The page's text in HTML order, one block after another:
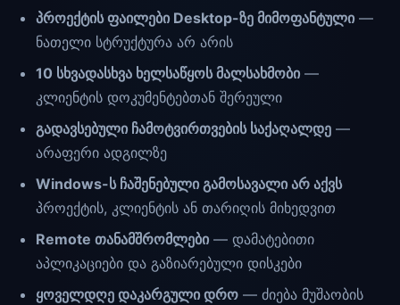
პროექტის ფაილები Desktop-ზე მიმოფანტული —
ნათელი სტრუქტურა არ არის
10 სხვადასხვა ხელსაწყოს მალსახმობი —
კლიენტის დოკუმენტებთან შერეული
გადავსებული ჩამოტვირთვების საქაღალდე —
არაფერი ადგილზე
Windows-ს ჩაშენებული გამოსავალი არ აქვს
პროექტის, კლიენტის ან თარიღის მიხედვით
Remote თანამშრომლები — დამატებითი
აპლიკაციები და გაზიარებული დისკები
ყოველდღე დაკარგული დრო — ძიება მუშაობის